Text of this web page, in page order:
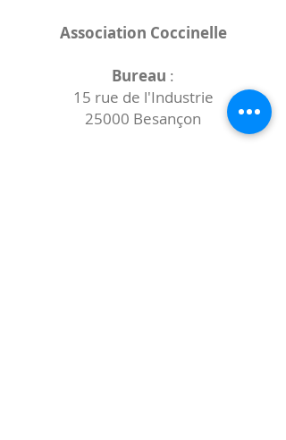
Association Coccinelle
Bureau :
15 rue de l'Industrie
25000 Besançon